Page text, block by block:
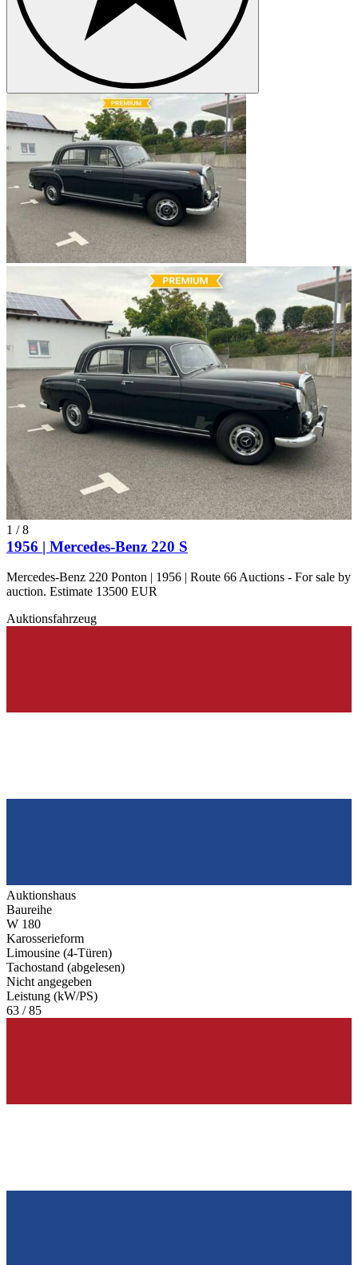
1 /8
1956 | Mercedes-Benz 220 S
Mercedes-Benz 220 Ponton | 1956 | Route 66 Auctions - For sale by
auction. Estimate 13500 EUR
Auktionsfahrzeug
Auktionshaus
Baureihe
W 180
Karosserieform
Limousine (4-Türen)
Tachostand (abgelesen)
Nicht angegeben
Leistung (kW/PS)
63 / 85